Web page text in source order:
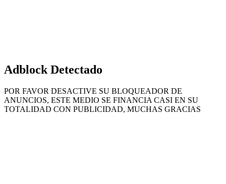
Adblock Detectado
POR FAVOR DESACTIVE SU BLOQUEADOR DE
ANUNCIOS, ESTE MEDIO SE FINANCIA CASI EN SU
TOTALIDAD CON PUBLICIDAD, MUCHAS GRACIAS